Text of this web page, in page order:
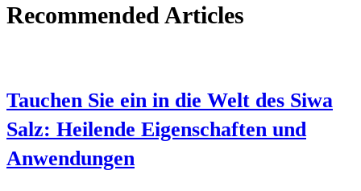
Recommended Articles
Tauchen Sie ein in die Welt des Siwa
Salz: Heilende Eigenschaften und
Anwendungen